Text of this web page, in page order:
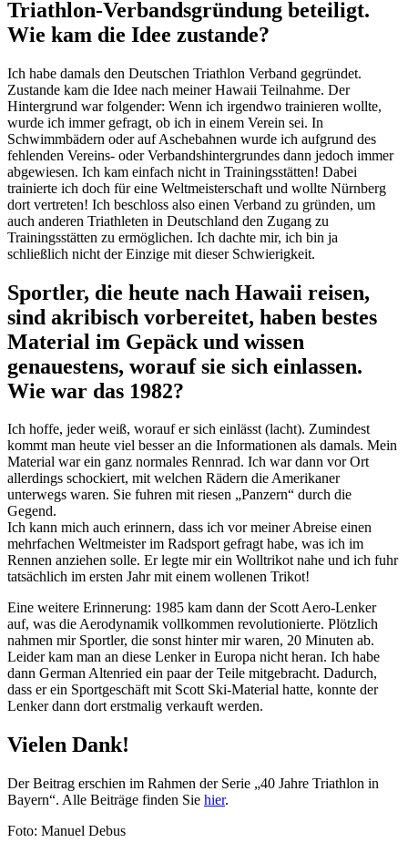
Triathlon-Verbandsgründung beteiligt.
Wie kam die Idee zustande?
Ich habe damals den Deutschen Triathlon Verband gegründet.
Zustande kam die Idee nach meiner Hawaii Teilnahme. Der
Hintergrund war folgender: Wenn ich irgendwo trainieren wollte,
wurde ich immer gefragt, ob ich in einem Verein sei. In
Schwimmbädern oder auf Aschebahnen wurde ich aufgrund des
fehlenden Vereins- oder Verbandshintergrundes dann jedoch immer
abgewiesen. Ich kam einfach nicht in Trainingsstätten! Dabei
trainierte ich doch für eine Weltmeisterschaft und wollte Nürnberg
dort vertreten! Ich beschloss also einen Verband zu gründen, um
auch anderen Triathleten in Deutschland den Zugang zu
Trainingsstätten zu ermöglichen. Ich dachte mir, ich bin ja
schließlich nicht der Einzige mit dieser Schwierigkeit.
Sportler, die heute nach Hawaii reisen,
sind akribisch vorbereitet, haben bestes
Material im Gepäck und wissen
genauestens, worauf sie sich einlassen.
Wie war das 1982?
Ich hoffe, jeder weiß, worauf er sich einlässt (lacht). Zumindest
kommt man heute viel besser an die Informationen als damals. Mein
Material war ein ganz normales Rennrad. Ich war dann vor Ort
allerdings schockiert, mit welchen Rädern die Amerikaner
unterwegs waren. Sie fuhren mit riesen „Panzern“ durch die
Gegend.
Ich kann mich auch erinnern, dass ich vor meiner Abreise einen
mehrfachen Weltmeister im Radsport gefragt habe, was ich im
Rennen anziehen solle. Er legte mir ein Wolltrikot nahe und ich fuhr
tatsächlich im ersten Jahr mit einem wollenen Trikot!
Eine weitere Erinnerung: 1985 kam dann der Scott Aero-Lenker
auf, was die Aerodynamik vollkommen revolutionierte. Plötzlich
nahmen mir Sportler, die sonst hinter mir waren, 20 Minuten ab.
Leider kam man an diese Lenker in Europa nicht heran. Ich habe
dann German Altenried ein paar der Teile mitgebracht. Dadurch,
dass er ein Sportgeschäft mit Scott Ski-Material hatte, konnte der
Lenker dann dort erstmalig verkauft werden.
Vielen Dank!
Der Beitrag erschien im Rahmen der Serie „40 Jahre Triathlon in
Bayern“. Alle Beiträge finden Sie hier.
Foto: Manuel Debus